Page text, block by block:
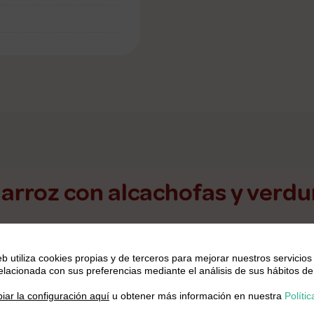
con alcachofas y
y las verduras
quitando esas hojas exteriore
s que
y directo a un bol con agua fría y un chorro
utiliza cookies propias y de terceros para mejorar nuestros
con sus preferencias mediante el análisis de sus hábitos de
la configuración aquí u obtener más información en nuestra